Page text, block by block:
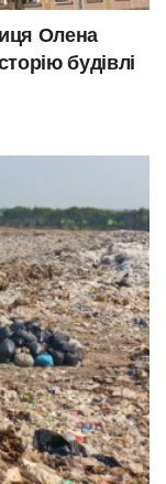
Олена
будівлі